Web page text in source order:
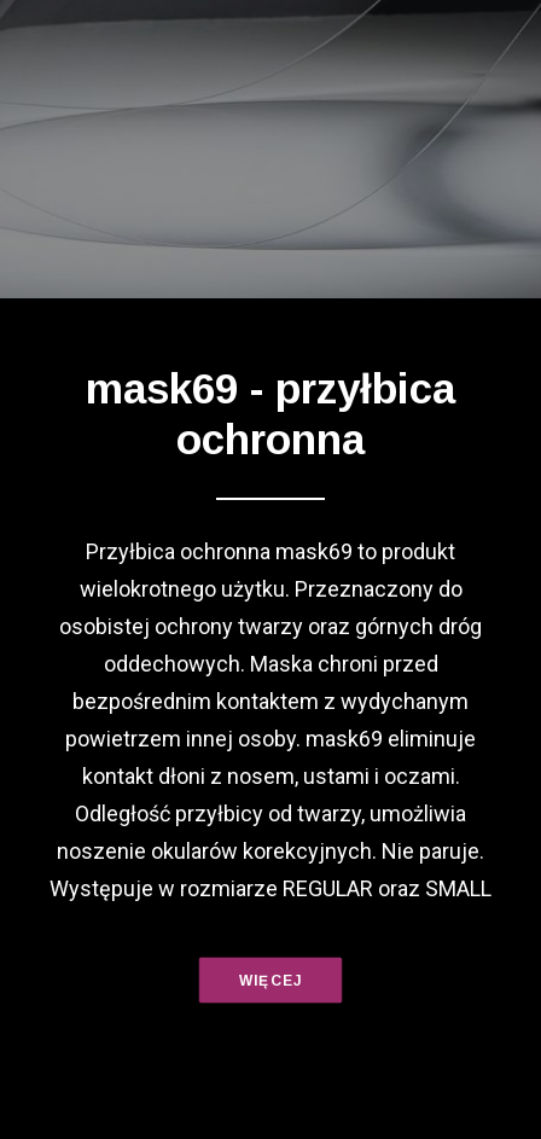
Wyszukiwanie
mask69 - przyłbica
ochronna
Przyłbica ochronna mask69 to produkt
wielokrotnego użytku. Przeznaczony do
osobistej ochrony twarzy oraz górnych dróg
oddechowych. Maska chroni przed
bezpośrednim kontaktem z wydychanym
powietrzem innej osoby. mask69 eliminuje
kontakt dłoni z nosem, ustami i oczami.
Odległość przyłbicy od twarzy, umożliwia
noszenie okularów korekcyjnych. Nie paruje.
Występuje w rozmiarze REGULAR oraz SMALL
WIĘCEJ